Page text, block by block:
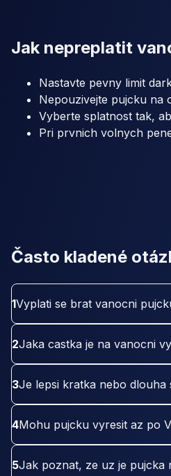
Jak nepreplatit
Nastavte pevny limit
Nepouzivejte pujcku na
Vyberte splatnost tak,
Pri prvnich volnych
Často kladené
1Vyplati se brat vanocni
2Jaka castka je na vanocni
3Je lepsi kratka nebo dlouha
4Mohu pujcku vyresit az po
5Jak poznat, ze uz je pujcka